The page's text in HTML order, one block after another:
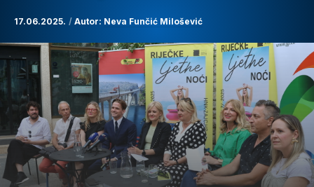
17.06.2025. Autor: Neva Funčić Milošević